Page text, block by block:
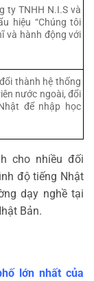
ty TNHH N.I.S và
hiệu “Chúng tôi
và hành động với
thành hệ thống
nước ngoài, đổi
để nhập học
cho nhiều đối
độ tiếng Nhật
dạy nghề tại
Bản.
lớn nhất của